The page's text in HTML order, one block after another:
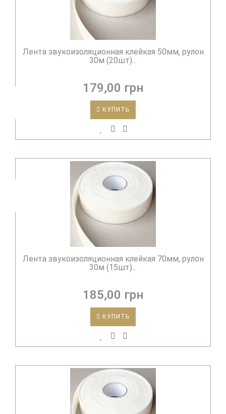
Лента звукоизоляционная клейкая 50мм, рулон
30м (20шт)...
179,00 грн
КУПИТЬ
Лента звукоизоляционная клейкая 70мм, рулон
30м (15шт)...
185,00 грн
КУПИТЬ